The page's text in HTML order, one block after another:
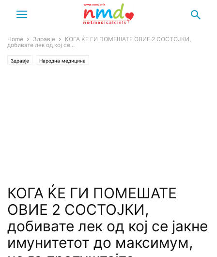
Home Здравје
КОГА ЌЕ ГИ ПОМЕШАТЕ ОВИЕ 2 СОСТОЈКИ,
добивате лек од кој се...
Здравје Народна медицина
КОГА ЌЕ ГИ ПОМЕШАТЕ
ОВИЕ 2 СОСТОЈКИ,
добивате лек од кој се јакне
имунитетот до максимум,